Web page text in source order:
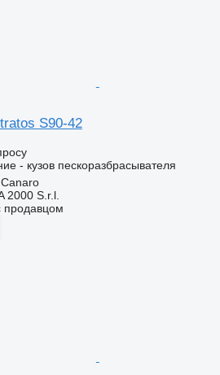
S90-42
- кузов пескоразбрасывателя
2000 S.r.l.
продавцом